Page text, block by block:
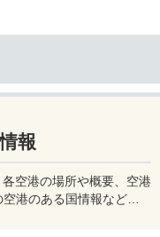
報
空港の場所や概要、空港
港のある国情報などを